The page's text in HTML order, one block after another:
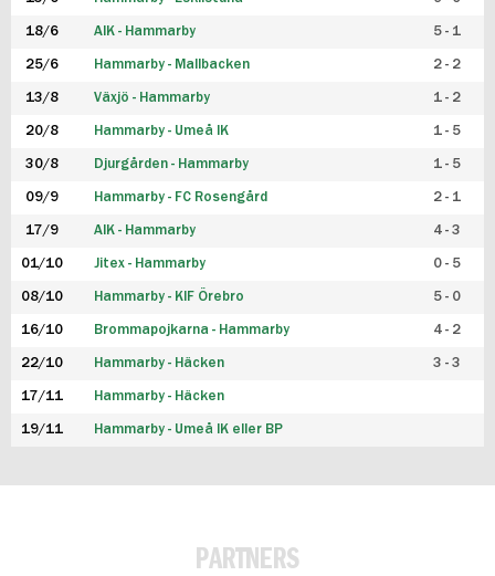
18/6 AIK - Hammarby 5 - 1
25/6 Hammarby - Mallbacken 2 - 2
13/8 Växjö - Hammarby 1 - 2
20/8 Hammarby - Umeå IK 1 - 5
30/8 Djurgården - Hammarby 1 - 5
09/9 Hammarby - FC Rosengård 2 - 1
17/9 AIK - Hammarby 4 - 3
01/10 Jitex - Hammarby 0 - 5
08/10 Hammarby - KIF Örebro 5 - 0
16/10 Brommapojkarna - Hammarby 4 - 2
22/10 Hammarby - Häcken 3 - 3
17/11 Hammarby - Häcken
19/11 Hammarby - Umeå IK eller BP
PARTNERS